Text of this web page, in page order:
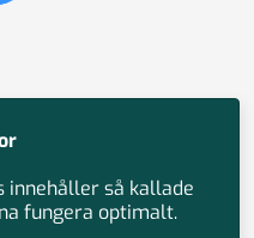
innehåller så kallade
fungera optimalt.